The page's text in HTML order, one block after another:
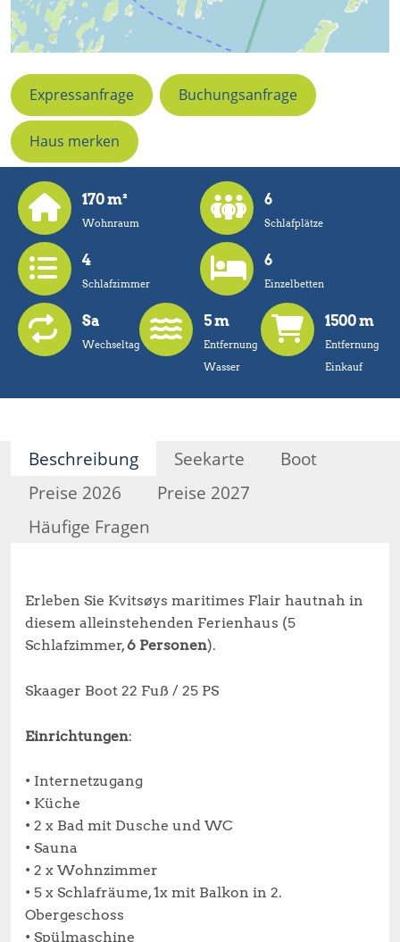
Expressanfrage Buchungsanfrage
Haus merken
170 m²
Wohnraum
6
Schlafplätze
4
Schlafzimmer
6
Einzelbetten
Sa
Wechseltag
5 m
Entfernung
Wasser
1500 m
Entfernung
Einkauf
Beschreibung Seekarte
Boot
Preise 2026
Preise 2027
Häufige Fragen
Erleben Sie Kvitsøys maritimes Flair hautnah in
diesem alleinstehenden Ferienhaus (5
Schlafzimmer,6 Personen).
Skaager Boot 22 Fuß / 25 PS
Einrichtungen:
• Internetzugang
• Küche
• 2 x Bad mit Dusche und WC
• Sauna
• 2 x Wohnzimmer
• 5 x Schlafräume, 1x mit Balkon in 2.
Obergeschoss
• Spülmaschine